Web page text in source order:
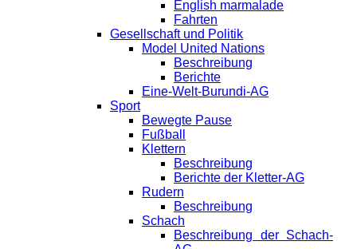
English marmalade
Fahrten
Gesellschaft und Politik
Model United Nations
Beschreibung
Berichte
Eine-Welt-Burundi-AG
Sport
Bewegte Pause
Fußball
Klettern
Beschreibung
Berichte der Kletter-AG
Rudern
Beschreibung
Schach
Beschreibung der Schach-